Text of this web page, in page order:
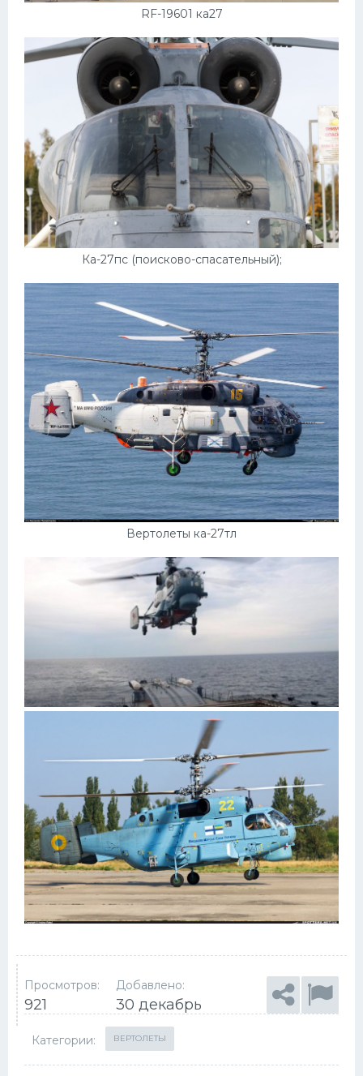
RF-19601 ка27
Ка-27пс (поисково-спасательный);
Вертолеты ка-27тл
Просмотров:
921
Добавлено:
30 декабрь
Категории: ВЕРТОЛЕТЫ